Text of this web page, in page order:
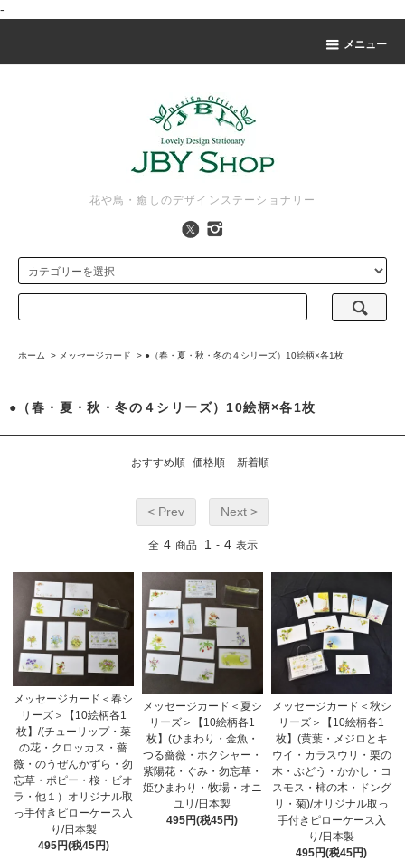
-
メニュー
花や鳥・癒しのデザインステーショナリー
ホーム > メッセージカード > ●（春・夏・秋・冬の４シリーズ）10絵柄×各1枚
●（春・夏・秋・冬の４シリーズ）10絵柄×各1枚
おすすめ順 価格順 新着順
< Prev Next >
全 4 商品 1 - 4 表示
メッセージカード＜春シ
リーズ＞【10絵柄各1
枚】/(チューリップ・菜
の花・クロッカス・薔
薇・のうぜんかずら・勿
忘草・ポピー・桜・ビオ
ラ・他１）オリジナル取
っ手付きピローケース入
り/日本製
495円(税45円)
メッセージカード＜夏シ
リーズ＞【10絵柄各1
枚】(ひまわり・金魚・
つる薔薇・ホクシャー・
紫陽花・ぐみ・勿忘草・
姫ひまわり・牧場・オニ
ユリ/日本製
495円(税45円)
メッセージカード＜秋シ
リーズ＞【10絵柄各1
枚】(黄葉・メジロとキ
ウイ・カラスウリ・栗の
木・ぶどう・かかし・コ
スモス・柿の木・ドング
リ・菊)/オリジナル取っ
手付きピローケース入
り/日本製
495円(税45円)